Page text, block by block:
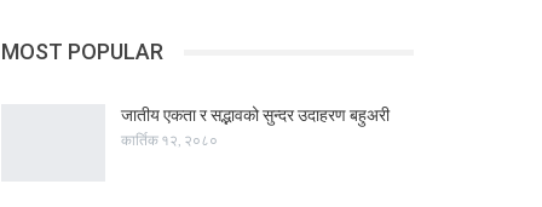
MOST POPULAR
जातीय एकता र सद्भावको सुन्दर उदाहरण बहुअरी
कार्तिक १२, २०८०